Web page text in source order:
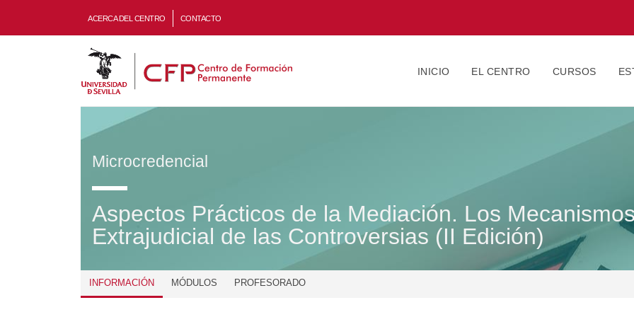
ACERCA DEL CENTRO CONTACTO
INICIO EL CENTRO CURSOS
Microcredencial
Aspectos Prácticos de la Mediación. Los
Extrajudicial de las Controversias (II Edición)
INFORMACIÓN MÓDULOS PROFESORADO